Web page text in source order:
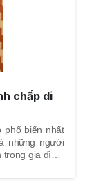
chấp di
phổ biến nhất
những người
gia đình.